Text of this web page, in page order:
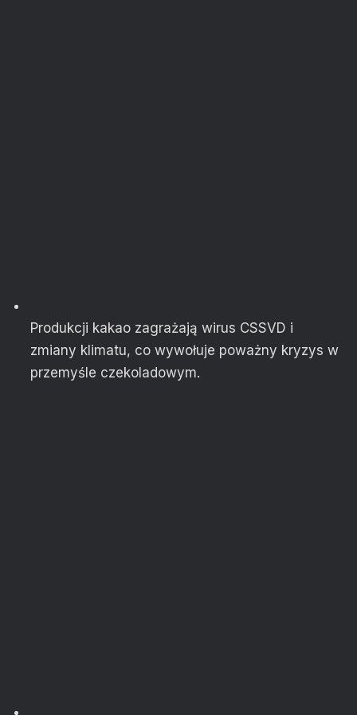
Produkcji kakao zagrażają wirus CSSVD i
zmiany klimatu, co wywołuje poważny kryzys w
przemyśle czekoladowym.